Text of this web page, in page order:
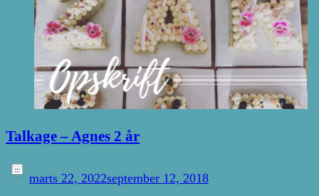
Talkage – Agnes 2 år
marts 22, 2022september 12, 2018